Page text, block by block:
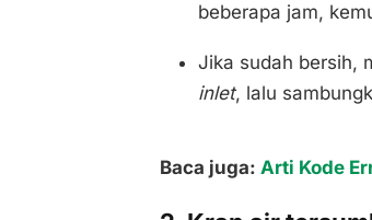
beberapa jam,
Jika sudah bersih,
inlet, lalu
Baca juga: Arti Kode